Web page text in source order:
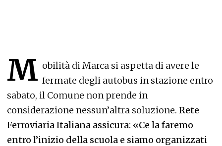
M obilità di Marca si aspetta di avere le
fermate degli autobus in stazione entro
sabato, il Comune non prende in
considerazione nessun’altra soluzione. Rete
Ferroviaria Italiana assicura: «Ce la faremo
entro l’inizio della scuola e siamo organizzati